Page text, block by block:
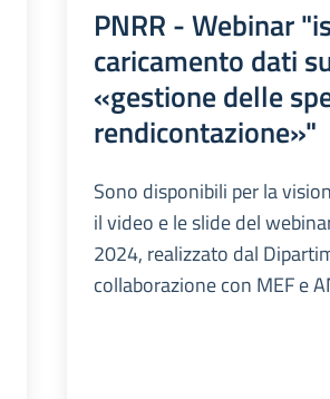
PNRR - Webinar
caricamento dati
«gestione delle
rendicontazione»"
Sono disponibili per la
il video e le slide del
2024, realizzato dal
collaborazione con MEF e